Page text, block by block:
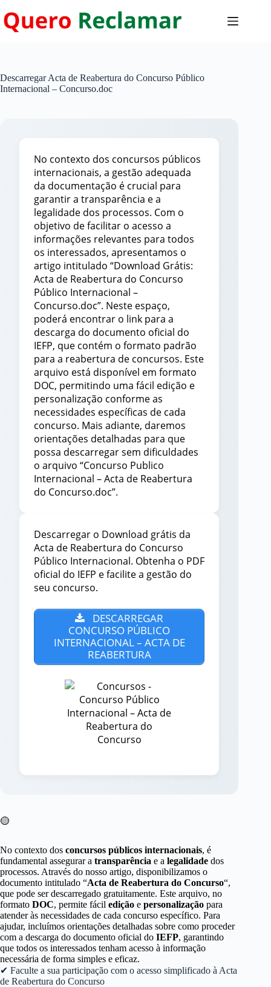
para
o
Descarregar Acta de Reabertura do Concurso Público
Internacional – Concurso.doc
No contexto dos concursos públicos
internacionais, a gestão adequada
da documentação é crucial para
garantir a transparência e a
legalidade dos processos. Com o
objetivo de facilitar o acesso a
informações relevantes para todos
os interessados, apresentamos o
artigo intitulado “Download Grátis:
Acta de Reabertura do Concurso
Público Internacional –
Concurso.doc”. Neste espaço,
poderá encontrar o link para a
descarga do documento oficial do
IEFP, que contém o formato padrão
para a reabertura de concursos. Este
arquivo está disponível em formato
DOC, permitindo uma fácil edição e
personalização conforme as
necessidades específicas de cada
concurso. Mais adiante, daremos
orientações detalhadas para que
possa descarregar sem dificuldades
o arquivo “Concurso Publico
Internacional – Acta de Reabertura
do Concurso.doc”.
Descarregar o Download grátis da
Acta de Reabertura do Concurso
Público Internacional. Obtenha o PDF
oficial do IEFP e facilite a gestão do
seu concurso.
DESCARREGAR
CONCURSO PÚBLICO
INTERNACIONAL – ACTA DE
REABERTURA
🟡
No contexto dos concursos públicos internacionais, é
fundamental assegurar a transparência e a legalidade dos
processos. Através do nosso artigo, disponibilizamos o
documento intitulado “Acta de Reabertura do Concurso“,
que pode ser descarregado gratuitamente. Este arquivo, no
formato DOC, permite fácil edição e personalização para
atender às necessidades de cada concurso específico. Para
ajudar, incluímos orientações detalhadas sobre como proceder
com a descarga do documento oficial do IEFP, garantindo
que todos os interessados tenham acesso à informação
necessária de forma simples e eficaz.
✔ Faculte a sua participação com o acesso simplificado à Acta
de Reabertura do Concurso